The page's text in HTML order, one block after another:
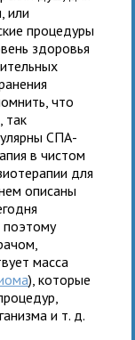
или
процедуры
здоровья
что
так
СПА-
в чистом
для
описаны
поэтому
масса
), которые
и т. д.